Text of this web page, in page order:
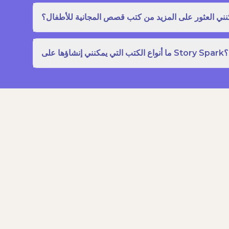
العثور على المزيد من كتب قصص المجانية للأطفال؟
ما أنواع الكتب التي يمكنني إنشاؤها على Story Spark؟